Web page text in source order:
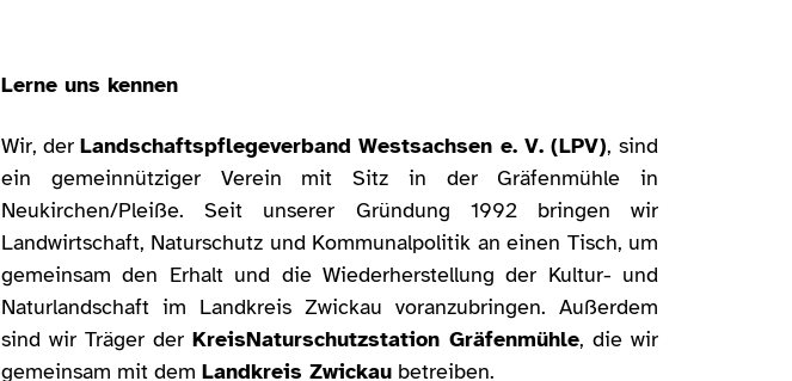
Lerne uns kennen
Wir, der Landschaftspflegeverband Westsachsen e. V. (LPV), sind
ein gemeinnütziger Verein mit Sitz in der Gräfenmühle in
Neukirchen/Pleiße. Seit unserer Gründung 1992 bringen wir
Landwirtschaft, Naturschutz und Kommunalpolitik an einen Tisch, um
gemeinsam den Erhalt und die Wiederherstellung der Kultur- und
Naturlandschaft im Landkreis Zwickau voranzubringen. Außerdem
sind wir Träger der KreisNaturschutzstation Gräfenmühle, die wir
gemeinsam mit dem Landkreis Zwickau betreiben.